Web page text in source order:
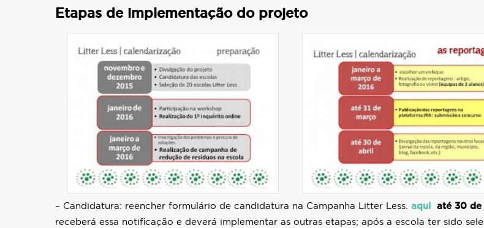
Etapas de implementação do projeto
– Candidatura: reencher formulário de candidatura na Campanha Litter Less. aqui até 30 de
receberá essa notificação e deverá implementar as outras etapas; após a escola ter sido